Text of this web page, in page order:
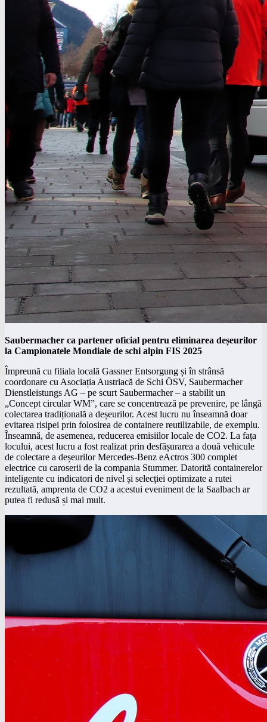
Saubermacher ca partener oficial pentru eliminarea deșeurilor
la Campionatele Mondiale de schi alpin FIS 2025
Împreună cu filiala locală Gassner Entsorgung și în strânsă
coordonare cu Asociația Austriacă de Schi ÖSV, Saubermacher
Dienstleistungs AG – pe scurt Saubermacher – a stabilit un
„Concept circular WM”, care se concentrează pe prevenire, pe lângă
colectarea tradițională a deșeurilor. Acest lucru nu înseamnă doar
evitarea risipei prin folosirea de containere reutilizabile, de exemplu.
Înseamnă, de asemenea, reducerea emisiilor locale de CO2. La fața
locului, acest lucru a fost realizat prin desfășurarea a două vehicule
de colectare a deșeurilor Mercedes-Benz eActros 300 complet
electrice cu caroserii de la compania Stummer. Datorită containerelor
inteligente cu indicatori de nivel și selecției optimizate a rutei
rezultată, amprenta de CO2 a acestui eveniment de la Saalbach ar
putea fi redusă și mai mult.